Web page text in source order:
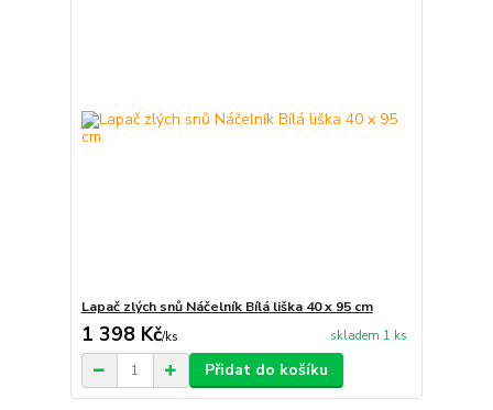
Lapač zlých snů Náčelník Bílá liška 40 x 95 cm
1 398 Kč/ks skladem 1 ks
Přidat do košíku